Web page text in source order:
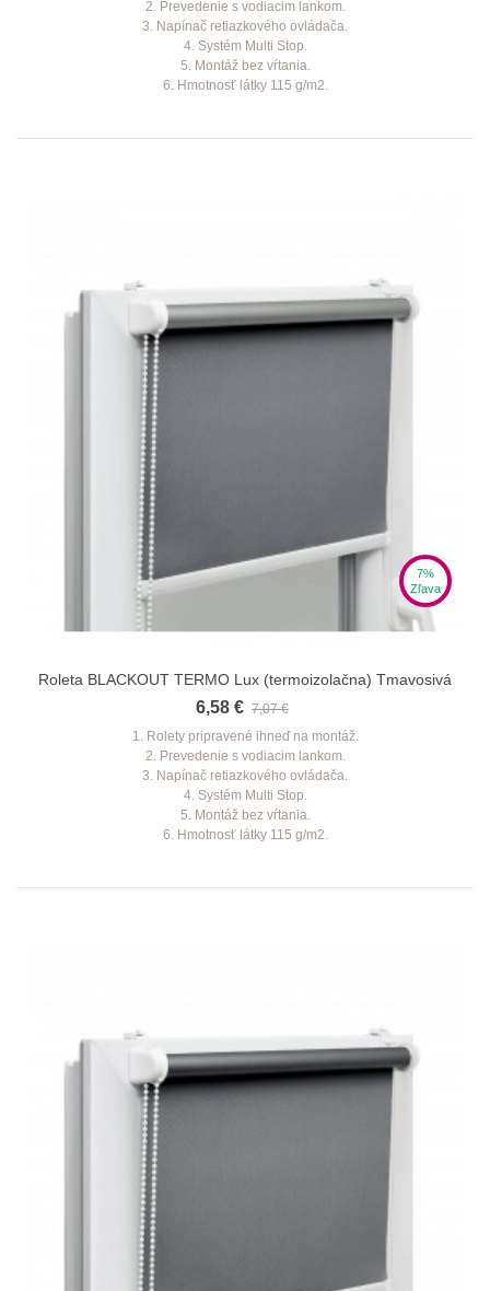
2. Prevedenie s vodiacim lankom.
3. Napínač retiazkového ovládača.
4. Systém Multi Stop.
5. Montáž bez vŕtania.
6. Hmotnosť látky 115 g/m2.
7%
Zľava
Roleta BLACKOUT TERMO Lux (termoizolačna) Tmavosivá
6,58 € 7,07 €
1. Rolety pripravené ihneď na montáž.
2. Prevedenie s vodiacim lankom.
3. Napínač retiazkového ovládača.
4. Systém Multi Stop.
5. Montáž bez vŕtania.
6. Hmotnosť látky 115 g/m2.